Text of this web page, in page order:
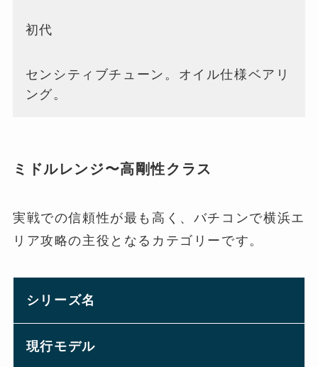
初代
センシティブチューン。オイル仕様ベアリ
ング。
ミドルレンジ〜高剛性クラス
実戦での信頼性が最も高く、バチコンで横浜エ
リア攻略の主役となるカテゴリーです。
シリーズ名
現行モデル